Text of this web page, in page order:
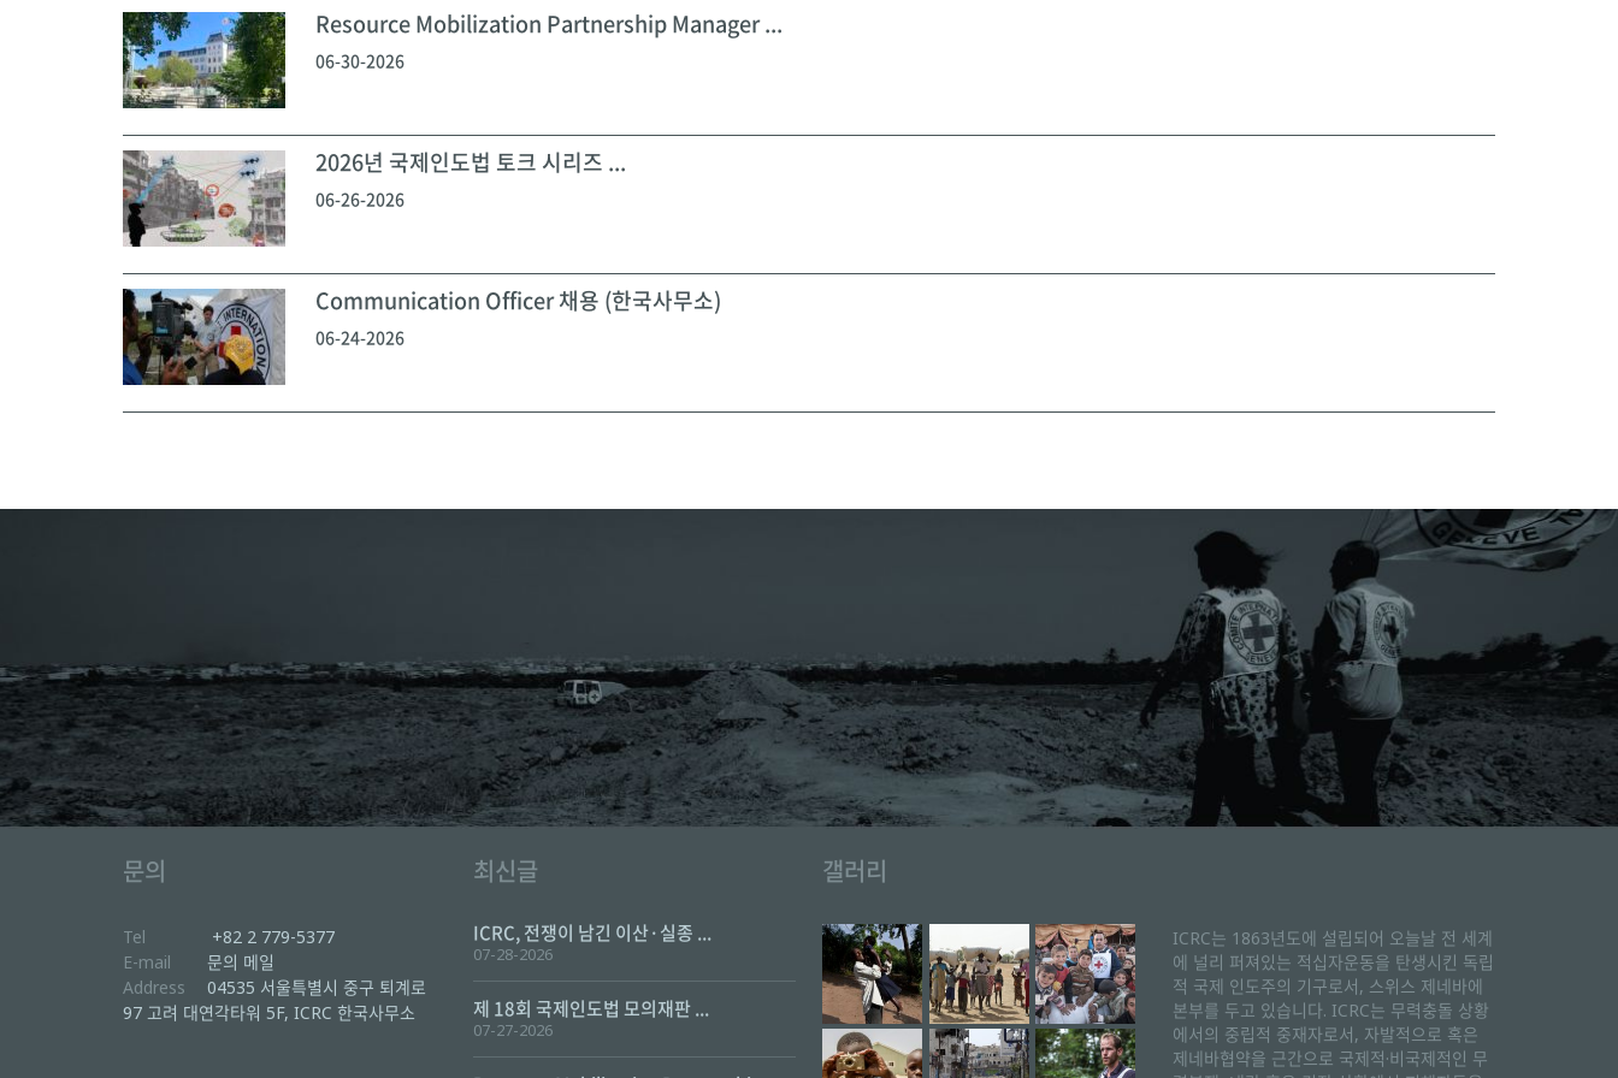
Resource Mobilization Partnership Manager ...
06-30-2026
2026년 국제인도법 토크 시리즈 ...
06-26-2026
Communication Officer 채용 (한국사무소)
06-24-2026
문의
Tel
+82 2 779-5377
E-mail
문의 메일
Address
04535 서울특별시 중구 퇴계로
97 고려 대연각타워 5F, ICRC 한국사무소
최신글
ICRC, 전쟁이 남긴 이산·실종 ...
07-28-2026
제 18회 국제인도법 모의재판 ...
07-27-2026
갤러리
ICRC는 1863년도에 설립되어 오늘날 전 세계
에 널리 퍼져있는 적십자운동을 탄생시킨 독립
적 국제 인도주의 기구로서, 스위스 제네바에
본부를 두고 있습니다. ICRC는 무력충돌 상황
에서의 중립적 중재자로서, 자발적으로 혹은
제네바협약을 근간으로 국제적·비국제적인 무